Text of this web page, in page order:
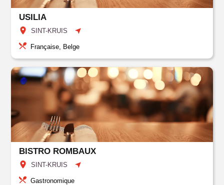
USILIA
SINT-KRUIS
Française, Belge
BISTRO ROMBAUX
SINT-KRUIS
Gastronomique